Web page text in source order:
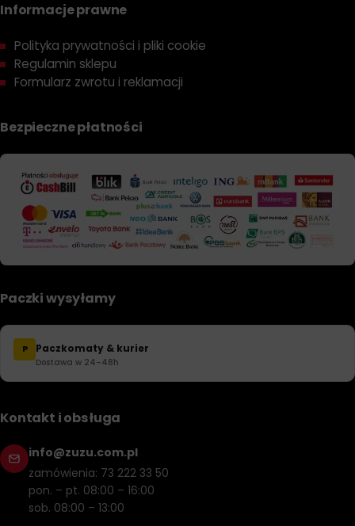
Informacje prawne
Polityka prywatności i pliki cookie
Regulamin sklepu
Formularz zwrotu i reklamacji
Bezpieczne płatności
Paczki wysyłamy
P Paczkomaty & kurier
Dostawa w 24–48h
Kontakt i obsługa
info@zuzu.com.pl
zamówienia: 73 222 33 50
pon. – pt. 08:00 – 16:00
sob. 08:00 – 13:00